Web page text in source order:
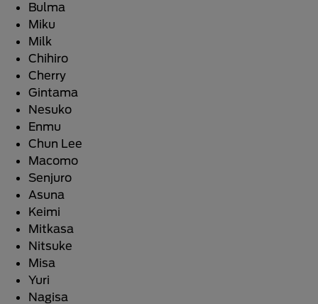
Bulma
Miku
Milk
Chihiro
Cherry
Gintama
Nesuko
Enmu
Chun Lee
Macomo
Senjuro
Asuna
Keimi
Mitkasa
Nitsuke
Misa
Yuri
Nagisa